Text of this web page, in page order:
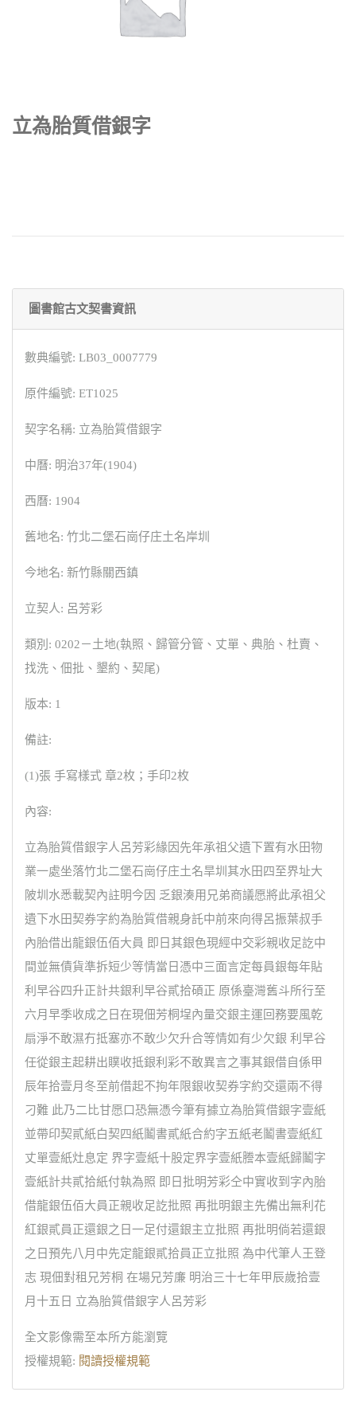
立為胎質借銀字
圖書館古文契書資訊
數典編號: LB03_0007779
原件編號: ET1025
契字名稱: 立為胎質借銀字
中曆: 明治37年(1904)
西曆: 1904
舊地名: 竹北二堡石崗仔庄土名岸圳
今地名: 新竹縣關西鎮
立契人: 呂芳彩
類別: 0202－土地(執照、歸管分管、丈單、典胎、杜賣、
找洗、佃批、墾約、契尾)
版本: 1
備註:
(1)張 手寫樣式 章2枚；手印2枚
內容:
立為胎質借銀字人呂芳彩緣因先年承祖父遺下置有水田物
業一處坐落竹北二堡石崗仔庄土名旱圳其水田四至界址大
陂圳水悉載契內註明今因 乏銀湊用兄弟商議愿將此承祖父
遺下水田契券字約為胎質借親身託中前來向得呂振葉叔手
內胎借出龍銀伍佰大員 即日其銀色現經中交彩親收足訖中
間並無債貨準拆短少等情當日憑中三面言定每員銀每年貼
利早谷四升正計共銀利早谷貳拾碩正 原係臺灣舊斗所行至
六月早季收成之日在現佃芳桐埕內量交銀主運回務要風乾
扇淨不敢濕冇抵塞亦不敢少欠升合等情如有少欠銀 利早谷
任從銀主起耕出贌收抵銀利彩不敢異言之事其銀借自係甲
辰年拾壹月冬至前借起不拘年限銀收契券字約交還兩不得
刁難 此乃二比甘愿口恐無憑今筆有據立為胎質借銀字壹紙
並帶印契貳紙白契四紙鬮書貳紙合約字五紙老鬮書壹紙紅
丈單壹紙灶息定 界字壹紙十股定界字壹紙謄本壹紙歸鬮字
壹紙計共貳拾紙付執為照 即日批明芳彩仝中實收到字內胎
借龍銀伍佰大員正親收足訖批照 再批明銀主先備出無利花
紅銀貳員正還銀之日一足付還銀主立批照 再批明倘若還銀
之日預先八月中先定龍銀貳拾員正立批照 為中代筆人王登
志 現佃對租兄芳桐 在場兄芳廉 明治三十七年甲辰歲拾壹
月十五日 立為胎質借銀字人呂芳彩
全文影像需至本所方能瀏覽
授權規範: 閱讀授權規範